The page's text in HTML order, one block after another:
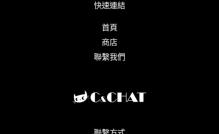
快速連結
首頁
商店
聯繫我們